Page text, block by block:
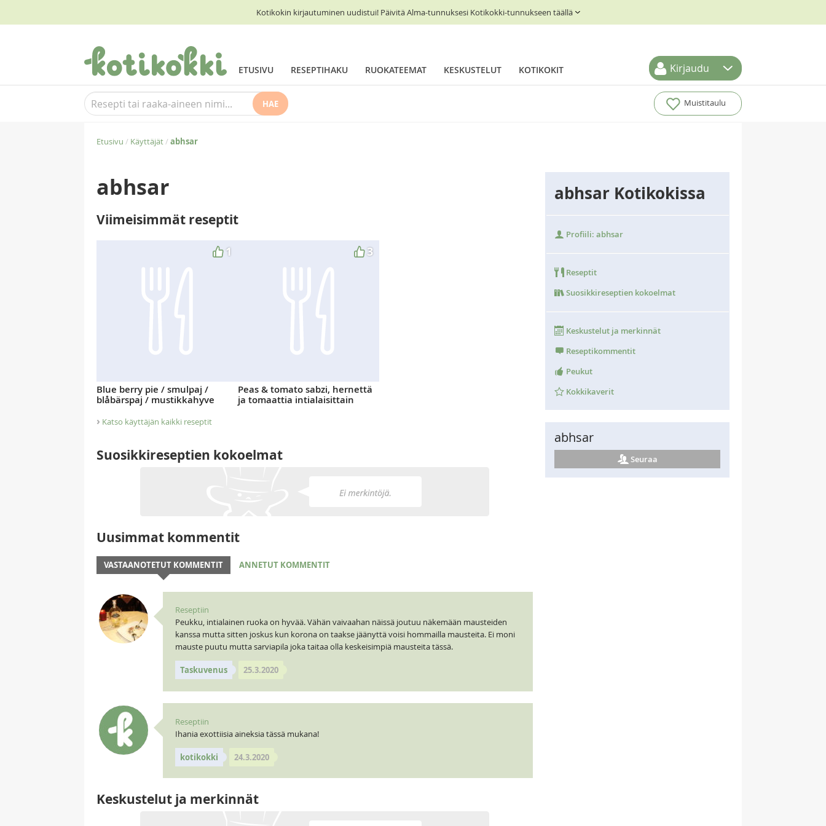
Kotikokin kirjautuminen uudistui! Päivitä Alma-tunnuksesi Kotikokki-tunnukseen täällä
ETUSIVU RESEPTIHAKU RUOKATEEMAT KESKUSTELUT KOTIKOKIT Kirjaudu
HAE Muistitaulu
Etusivu / Käyttäjät/ abhsar
abhsar
Viimeisimmät reseptit
1
Blue berry pie / smulpaj /
blåbärspaj / mustikkahyve
3
Peas & tomato sabzi, hernettä
ja tomaattia intialaisittain
› Katso käyttäjän kaikki reseptit
Suosikkireseptien kokoelmat
Uusimmat kommentit
VASTAANOTETUT KOMMENTIT ANNETUT KOMMENTIT
Reseptiin
Peukku, intialainen ruoka on hyvää. Vähän vaivaahan näissä joutuu näkemään mausteiden
kanssa mutta sitten joskus kun korona on taakse jäänyttä voisi hommailla mausteita. Ei moni
mauste puutu mutta sarviapila joka taitaa olla keskeisimpiä mausteita tässä.
Taskuvenus 25.3.2020
Reseptiin
Ihania exottiisia aineksia tässä mukana!
kotikokki 24.3.2020
Keskustelut ja merkinnät
abhsar Kotikokissa
Profiili: abhsar
Reseptit
Suosikkireseptien kokoelmat
Keskustelut ja merkinnät
Reseptikommentit
Peukut
Kokkikaverit
abhsar
Seuraa